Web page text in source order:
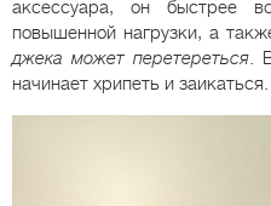
аксессуара, он быстрее
повышенной нагрузки, а
джека может перетереться.
начинает хрипеть и заикаться.